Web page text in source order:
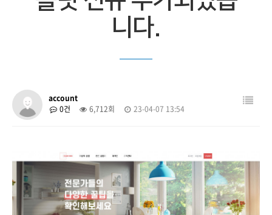
니다.
account
0건
6,712회 23-04-07 13:54